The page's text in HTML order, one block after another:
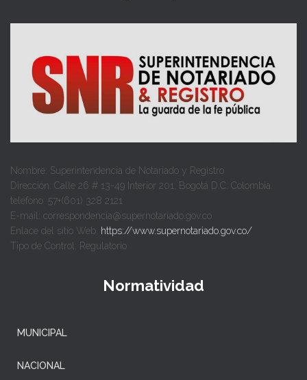
Nombre: Superintendencia de Notariado y Registro
Dirección: Calle 26 # 13-49 Interior 201, Bogotá D.C. Colombia.
teléfono: 57+(601) 328 2121
E-mail: correspondencia@supernotariado.gov.co
Enlace del sitio Web: https://www.supernotariado.gov.co/
Tipo de Control: Regulatorio
Normatividad
MUNICIPAL
NACIONAL